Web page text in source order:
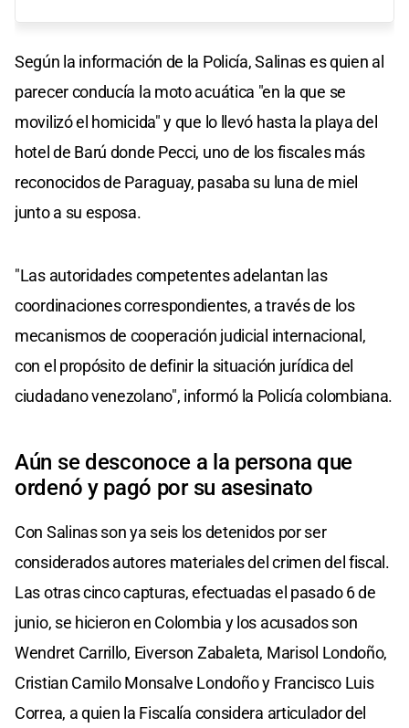
Según la información de la Policía, Salinas es quien al
parecer conducía la moto acuática "en la que se
movilizó el homicida" y que lo llevó hasta la playa del
hotel de Barú donde Pecci, uno de los fiscales más
reconocidos de Paraguay, pasaba su luna de miel
junto a su esposa.
"Las autoridades competentes adelantan las
coordinaciones correspondientes, a través de los
mecanismos de cooperación judicial internacional,
con el propósito de definir la situación jurídica del
ciudadano venezolano", informó la Policía colombiana.
Aún se desconoce a la persona que
ordenó y pagó por su asesinato
Con Salinas son ya seis los detenidos por ser
considerados autores materiales del crimen del fiscal.
Las otras cinco capturas, efectuadas el pasado 6 de
junio, se hicieron en Colombia y los acusados son
Wendret Carrillo, Eiverson Zabaleta, Marisol Londoño,
Cristian Camilo Monsalve Londoño y Francisco Luis
Correa, a quien la Fiscalía considera articulador del